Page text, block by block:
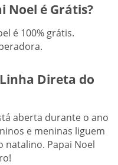
Noel é Grátis?
é 100% grátis.
Direta do
aberta durante o ano
e meninas liguem
Papai Noel